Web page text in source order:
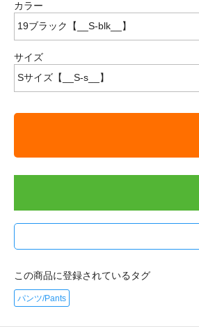
カラー
サイズ
この商品に登録されているタグ
パンツ/Pants